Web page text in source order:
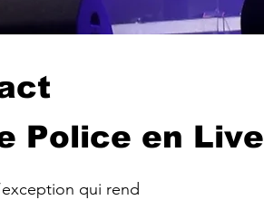
Police en Live
qui rend